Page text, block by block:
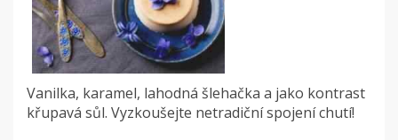
Vanilka, karamel, lahodná šlehačka a jako kontrast
křupavá sůl. Vyzkoušejte netradiční spojení chutí!